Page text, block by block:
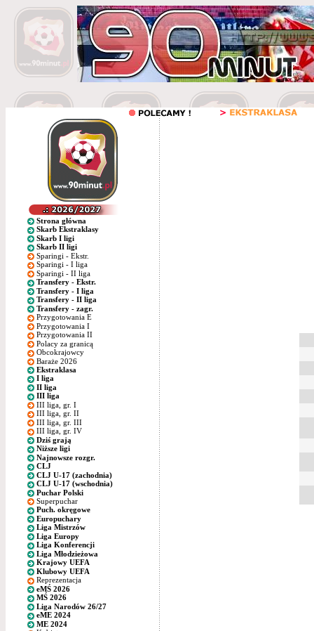
Strona główna
Skarb Ekstraklasy
Skarb I ligi
Skarb II ligi
Sparingi - Ekstr.
Sparingi - I liga
Sparingi - II liga
Transfery - Ekstr.
Transfery - I liga
Transfery - II liga
Transfery - zagr.
Przygotowania E
Przygotowania I
Przygotowania II
Polacy za granicą
Obcokrajowcy
Baraże 2026
Ekstraklasa
I liga
II liga
III liga
III liga, gr. I
III liga, gr. II
III liga, gr. III
III liga, gr. IV
Dziś grają
Niższe ligi
Najnowsze rozgr.
CLJ
CLJ U-17 (zachodnia)
CLJ U-17 (wschodnia)
Puchar Polski
Superpuchar
Puch. okręgowe
Europuchary
Liga Mistrzów
Liga Europy
Liga Konferencji
Liga Młodzieżowa
Krajowy UEFA
Klubowy UEFA
Reprezentacja
eMŚ 2026
MŚ 2026
Liga Narodów 26/27
eME 2024
ME 2024